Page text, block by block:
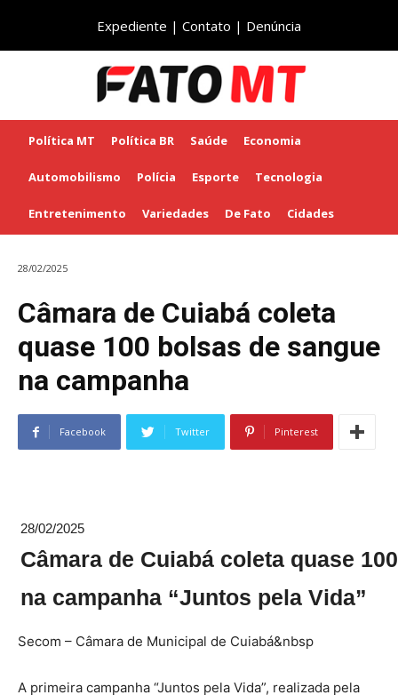
Expediente | Contato | Denúncia
Política MT Política BR Saúde Economia
Automobilismo Polícia Esporte Tecnologia
Entretenimento Variedades De Fato Cidades
28/02/2025
Câmara de Cuiabá coleta
quase 100 bolsas de sangue
na campanha
Facebook Twitter Pinterest
28/02/2025
Câmara de Cuiabá coleta quase
na campanha “Juntos pela Vida”
Secom – Câmara de Municipal de Cuiabá&nbsp
A primeira campanha “Juntos pela Vida”, realizada pela